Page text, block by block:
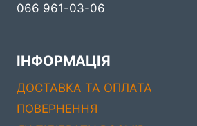
066 961-03-06
ІНФОРМАЦІЯ
ДОСТАВКА ТА ОПЛАТА
ПОВЕРНЕННЯ